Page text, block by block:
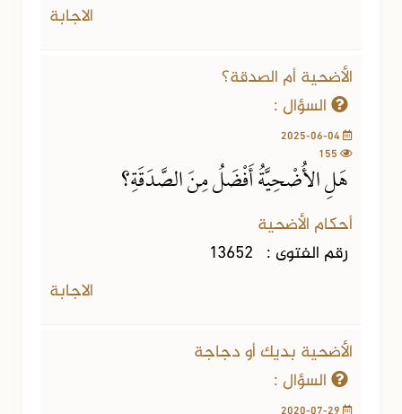
الاجابة
الأضحية أم الصدقة؟
السؤال :
هَلِ الأُضْحِيَّةُ أَفْضَلُ مِنَ الصَّدَقَةِ؟
أحكام الأضحية
رقم الفتوى : 13652
الاجابة
الأضحية بديك أو دجاجة
السؤال :